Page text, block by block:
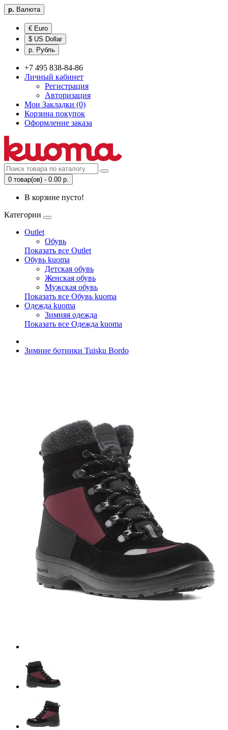
р. Валюта
€ Euro
$ US Dollar
р. Рубль
+7 495 838-84-86
Личный кабинет
Регистрация
Авторизация
Мои Закладки (0)
Корзина покупок
Оформление заказа
0 товар(ов) - 0.00 р.
В корзине пусто!
Категории
Outlet
Обувь
Показать все Outlet
Обувь kuoma
Детская обувь
Женская обувь
Мужская обувь
Показать все Обувь kuoma
Одежда kuoma
Зимняя одежда
Показать все Одежда kuoma
Зимние ботинки Tuisku Bordo